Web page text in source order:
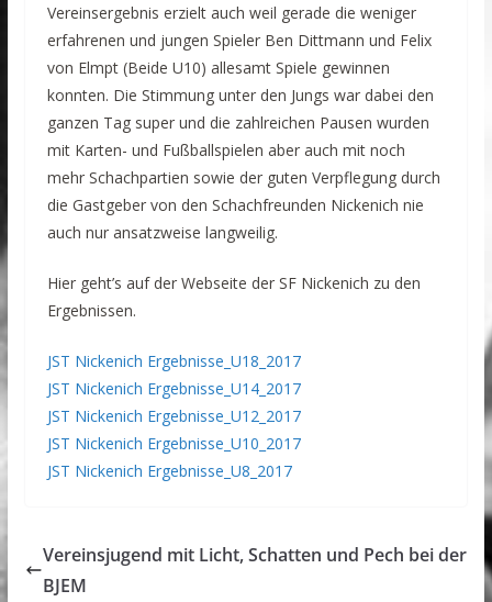
Vereinsergebnis erzielt auch weil gerade die weniger
erfahrenen und jungen Spieler Ben Dittmann und Felix
von Elmpt (Beide U10) allesamt Spiele gewinnen
konnten. Die Stimmung unter den Jungs war dabei den
ganzen Tag super und die zahlreichen Pausen wurden
mit Karten- und Fußballspielen aber auch mit noch
mehr Schachpartien sowie der guten Verpflegung durch
die Gastgeber von den Schachfreunden Nickenich nie
auch nur ansatzweise langweilig.
Hier geht’s auf der Webseite der SF Nickenich zu den
Ergebnissen.
JST Nickenich Ergebnisse_U18_2017
JST Nickenich Ergebnisse_U14_2017
JST Nickenich Ergebnisse_U12_2017
JST Nickenich Ergebnisse_U10_2017
JST Nickenich Ergebnisse_U8_2017
Vereinsjugend mit Licht, Schatten und Pech bei der
BJEM